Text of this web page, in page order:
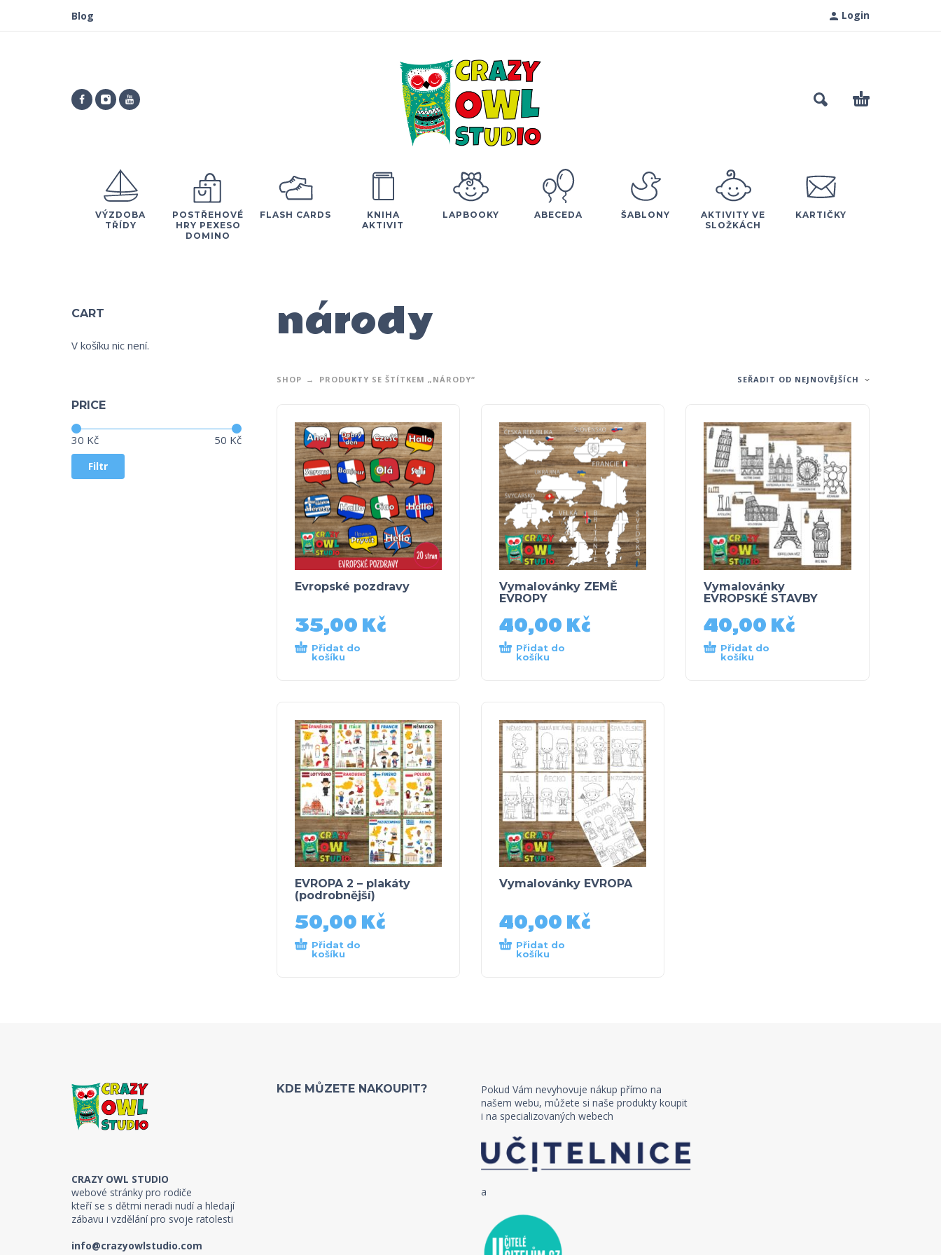
Blog Login
VÝZDOBA
TŘÍDY
POSTŘEHOVÉ
HRY PEXESO
DOMINO
FLASH CARDS
KNIHA
AKTIVIT
LAPBOOKY ABECEDA ŠABLONY
AKTIVITY VE
SLOŽKÁCH
KARTIČKY
CART
V košíku nic není.
PRICE
Filtr
Cena:
30 Kč 50 Kč
národy
SHOP PRODUKTY SE ŠTÍTKEM „NÁRODY“ SEŘADIT OD NEJNOVĚJŠÍCH
Evropské pozdravy
35,00 Kč
Přidat do
košíku
Vymalovánky ZEMĚ
EVROPY
40,00 Kč
Přidat do
košíku
Vymalovánky
EVROPSKÉ STAVBY
40,00 Kč
Přidat do
košíku
EVROPA 2 – plakáty
(podrobnější)
50,00 Kč
Přidat do
košíku
Vymalovánky EVROPA
40,00 Kč
Přidat do
košíku
CRAZY OWL STUDIO
webové stránky pro rodiče
kteří se s dětmi neradi nudí a hledají
zábavu i vzdělání pro svoje ratolesti
info@crazyowlstudio.com
KDE MŮZETE NAKOUPIT?
Pokud Vám nevyhovuje nákup přímo na
našem webu, můžete si naše produkty koupit
i na specializovaných webech
a